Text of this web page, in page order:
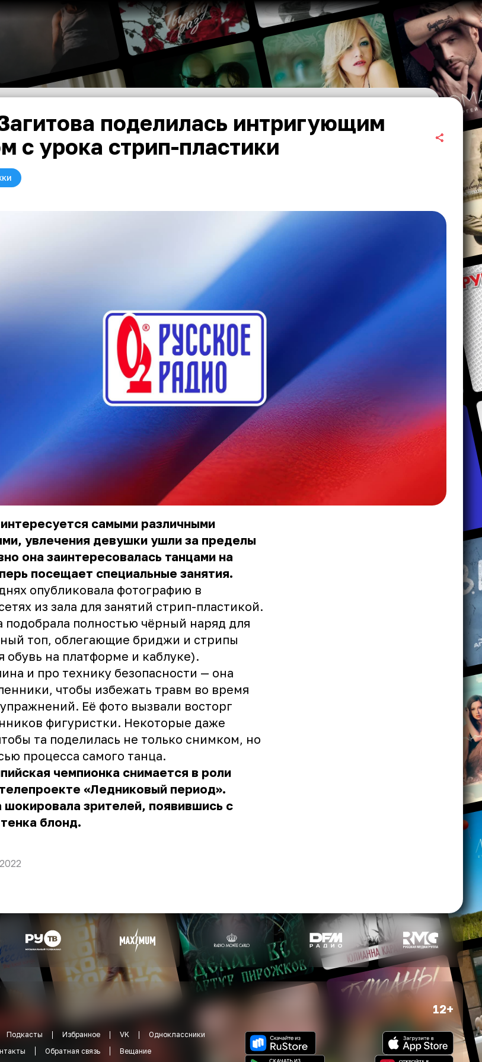
поделилась интригующим
с урока стрип-пластики
самыми различными
увлечения девушки ушли за пределы
она заинтересовалась танцами на
посещает специальные занятия.
опубликовала фотографию в
из зала для занятий стрип-пластикой.
подобрала полностью чёрный наряд для
топ, облегающие бриджи и стрипы
обувь на платформе и каблуке).
и про технику безопасности — она
чтобы избежать травм во время
Её фото вызвали восторг
фигуристки. Некоторые даже
та поделилась не только снимком, но
процесса самого танца.
чемпионка снимается в роли
«Ледниковый период».
шокировала зрителей, появившись с
блонд.
12+
Подкасты Избранное VK
Одноклассники
Обратная связь Вещание